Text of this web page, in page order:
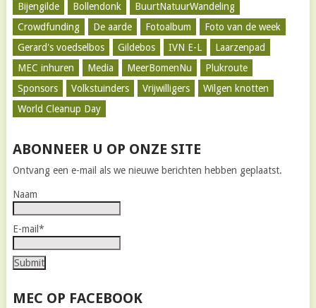
Bijengilde Bollendonk
BuurtNatuurWandeling
Crowdfunding
De aarde Fotoalbum
Foto van de week
Gerard's voedselbos
Gildebos IVN E-L
Laarzenpad
MEC inhuren
Media MeerBomenNu
Plukroute
Sponsors
Volkstuinders Vrijwilligers
Wilgen knotten
World Cleanup Day
ABONNEER U OP ONZE SITE
Ontvang een e-mail als we nieuwe berichten hebben geplaatst.
Naam
E-mail*
MEC OP FACEBOOK